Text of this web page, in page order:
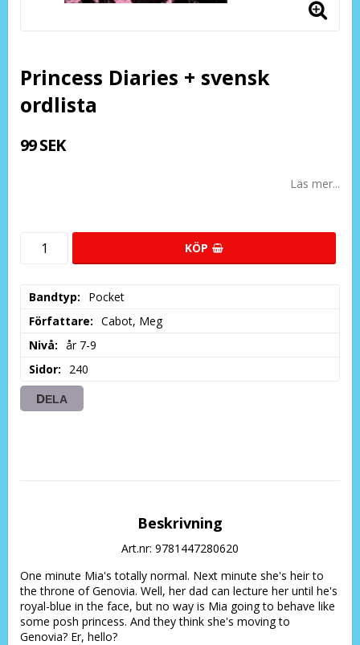
Princess Diaries + svensk
ordlista
99 SEK
Läs mer...
KÖP
Bandtyp
Pocket
Författare
Cabot, Meg
Nivå
år 7-9
Sidor
240
DELA
Beskrivning
Art.nr: 9781447280620
One minute Mia's totally normal. Next minute she's heir to
the throne of Genovia. Well, her dad can lecture her until he's
royal-blue in the face, but no way is Mia going to behave like
some posh princess. And they think she's moving to
Genovia? Er, hello?